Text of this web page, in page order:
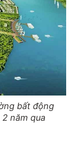
bất động
năm qua